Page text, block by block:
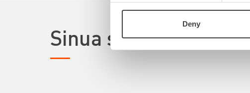
Deny
Sinua saattaisi